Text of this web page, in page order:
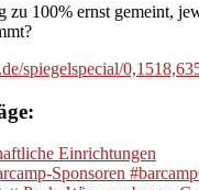
zu 100% ernst gemeint,
spiegelspecial/
Einrichtungen
Sponsoren